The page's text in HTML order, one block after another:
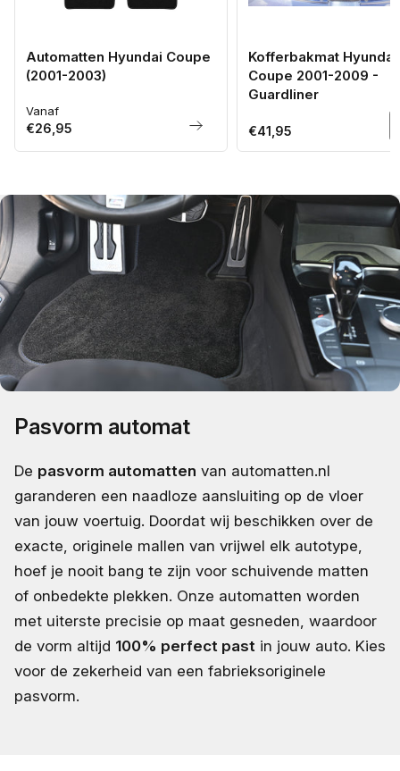
Automatten Hyundai Coupe
(2001-2003)
Normale
prijs
Vanaf
€26,95
Kofferbakmat Hyundai
Coupe 2001-2009 -
Guardliner
Normale
prijs
€41,95
Pasvorm automat
De pasvorm automatten van automatten.nl
garanderen een naadloze aansluiting op de vloer
van jouw voertuig. Doordat wij beschikken over de
exacte, originele mallen van vrijwel elk autotype,
hoef je nooit bang te zijn voor schuivende matten
of onbedekte plekken. Onze automatten worden
met uiterste precisie op maat gesneden, waardoor
de vorm altijd 100% perfect past in jouw auto. Kies
voor de zekerheid van een fabrieksoriginele
pasvorm.